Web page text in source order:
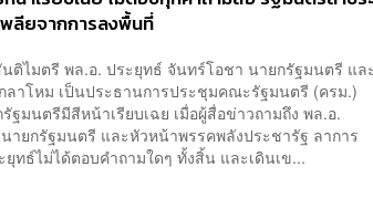
ลียจากการลงพื้นที่
ติไมตรี พล.อ. ประยุทธ์ จันทร์โอชา นายกรัฐมนตรี และ
ลาโหม เป็นประธานการประชุมคณะรัฐมนตรี (ครม.)
ฐมนตรีมีสีหน้าเรียบเฉย เมื่อผู้สื่อข่าวถามถึง พล.อ.
ายกรัฐมนตรี และหัวหน้าพรรคพลังประชารัฐ ลาการ
ทธ์ไม่ได้ตอบคำถามใดๆ ทั้งสิ้น และเดินเข...